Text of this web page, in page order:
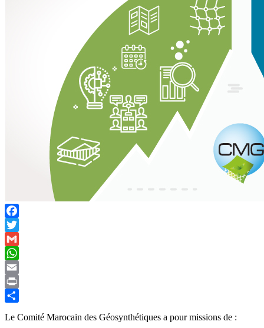
Facebook
Twitter
Gmail
WhatsApp
Email
Print
Le Comité Marocain des Géosynthétiques a pour missions de :